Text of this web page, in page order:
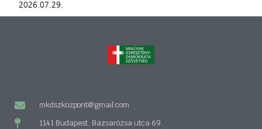
2026.07.29.
mkdszkozpont@gmail.com
1141 Budapest, Bazsarózsa utca 69.